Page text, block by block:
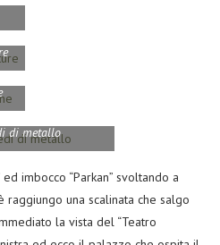
di metallo
imbocco “Parkan” svoltando a
una scalinata che salgo
la vista del “Teatro